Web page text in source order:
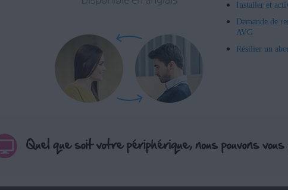
Installer et
Demande de
AVG
Résilier un